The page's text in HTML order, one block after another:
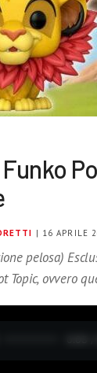
| 16 APRILE
pelosa)
Topic, ovvero